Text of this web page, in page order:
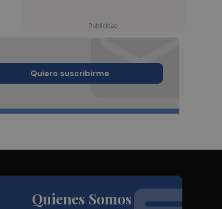
Quiero suscribirme
Quienes Somos